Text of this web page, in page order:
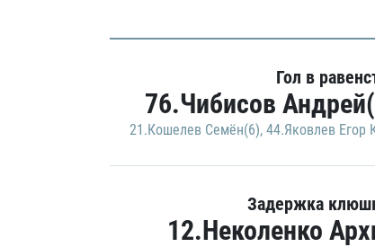
Гол в
76.Чибисов
21.Кошелев Семён(6), 44.Яковлев Егор
Задержка
12.Неколенко